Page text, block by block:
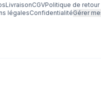
LivraisonCGVPolitique de retour
légalesConfidentialitéGérer